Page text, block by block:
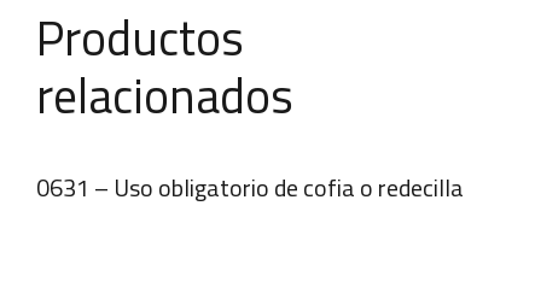
Productos
relacionados
0631 – Uso obligatorio de cofia o redecilla